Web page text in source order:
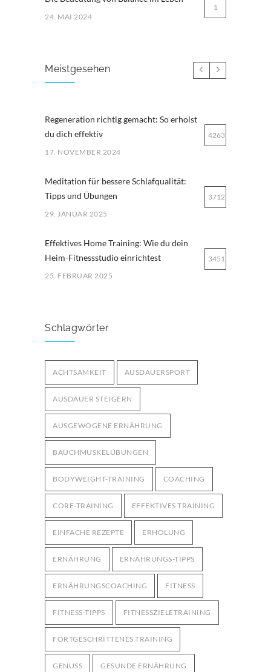
24. MAI 2024
1
Meistgesehen
Regeneration richtig gemacht: So erholst
du dich effektiv
17. NOVEMBER 2024
4263
Meditation für bessere Schlafqualität:
Tipps und Übungen
29. JANUAR 2025
3712
Effektives Home Training: Wie du dein
Heim-Fitnessstudio einrichtest
25. FEBRUAR 2025
3451
Training ohne Geräte
12. OKTOBER 2024
Schlagwörter
ACHTSAMKEIT AUSDAUERSPORT
AUSDAUER STEIGERN
AUSGEWOGENE ERNÄHRUNG
BAUCHMUSKELÜBUNGEN
BODYWEIGHT-TRAINING COACHING
CORE-TRAINING EFFEKTIVES TRAINING
EINFACHE REZEPTE ERHOLUNG
ERNÄHRUNG ERNÄHRUNGS-TIPPS
ERNÄHRUNGSCOACHING FITNESS
FITNESS-TIPPS FITNESSZIELETRAINING
FORTGESCHRITTENES TRAINING
GENUSS GESUNDE ERNÄHRUNG